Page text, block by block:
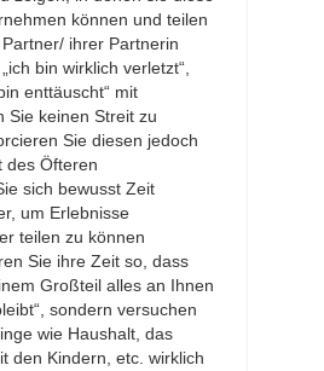
können und teilen
ihrer Partnerin
bin wirklich verletzt“,
enttäuscht“ mit
Sie keinen Streit zu
Sie diesen jedoch
des Öfteren
sich bewusst Zeit
um Erlebnisse
teilen zu können
Sie ihre Zeit so, dass
Großteil alles an Ihnen
sondern versuchen
wie Haushalt, das
den Kindern, etc. wirklich